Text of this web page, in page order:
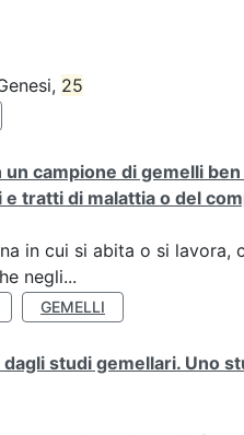
25
campione di gemelli
tratti di malattia o del
in cui si abita o si lavora,
negli...
GEMELLI
studi gemellari. Uno